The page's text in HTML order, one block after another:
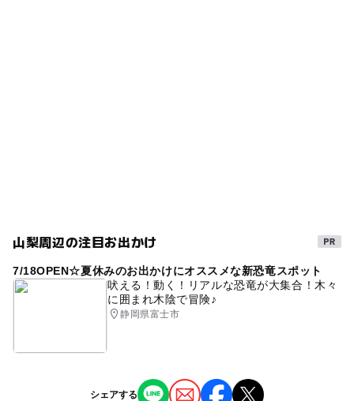
山梨周辺の注目お出かけ
7/18OPEN☆夏休みのお出かけにオススメな新恐竜スポット
吠える！動く！リアルな恐竜が大集合！木々
に囲まれ木陰で冒険♪
静岡県富士市
シェアする